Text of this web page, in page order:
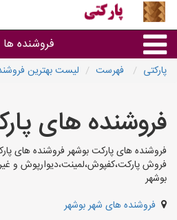
فروشنده ها
استان ها
پارکتی فهرست لیست بهترین
فروشنده های
فروشنده های پارکت بوشهر فروشنده های
فروش پارکت،کفپوش،لمینت،دیوارپوش و
بوشهر
فروشنده های شهر بوشهر